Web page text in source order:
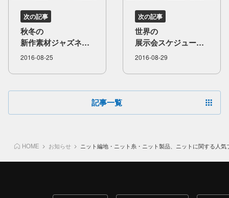
次の記事
秋冬の​
新作素材ジャズネッ
プとは？？​
ご紹介
2016-08-25
次の記事
世界の​
展示会スケジュール
と​展示会の​内容を​
2016-08-29
記事一覧
HOME お知らせ ニット編地・ニット糸・ニット製品、ニットに関する人